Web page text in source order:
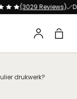
de
de hoofdinhoud
Profiel
(3029 Reviews)
drukwerk?